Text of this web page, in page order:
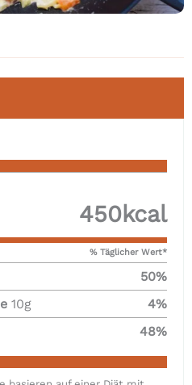
450kcal
% Täglicher Wert*
50%
10g 4%
48%